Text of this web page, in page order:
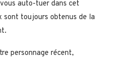
auto-tuer dans cet
sont toujours obtenus de la
personnage récent,